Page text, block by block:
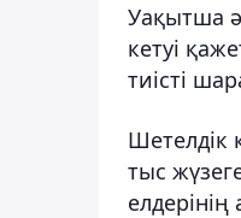
Уақытша
кетуі
тиісті
Шетелдік
тыс